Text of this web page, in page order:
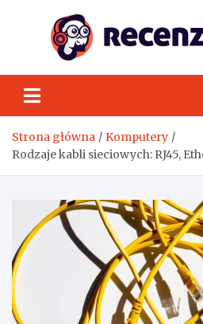
Strona główna
Komputery
Rodzaje kabli sieciowych: RJ45,